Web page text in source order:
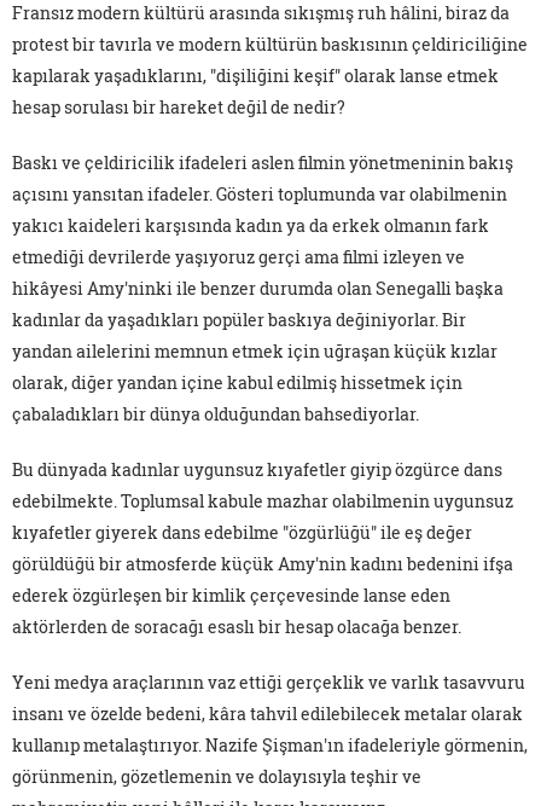
Fransız modern kültürü arasında sıkışmış ruh hâlini, biraz da
protest bir tavırla ve modern kültürün baskısının çeldiriciliğine
kapılarak yaşadıklarını, "dişiliğini keşif" olarak lanse etmek
hesap sorulası bir hareket değil de nedir?
Baskı ve çeldiricilik ifadeleri aslen filmin yönetmeninin bakış
açısını yansıtan ifadeler. Gösteri toplumunda var olabilmenin
yakıcı kaideleri karşısında kadın ya da erkek olmanın fark
etmediği devrilerde yaşıyoruz gerçi ama filmi izleyen ve
hikâyesi Amy'ninki ile benzer durumda olan Senegalli başka
kadınlar da yaşadıkları popüler baskıya değiniyorlar. Bir
yandan ailelerini memnun etmek için uğraşan küçük kızlar
olarak, diğer yandan içine kabul edilmiş hissetmek için
çabaladıkları bir dünya olduğundan bahsediyorlar.
Bu dünyada kadınlar uygunsuz kıyafetler giyip özgürce dans
edebilmekte. Toplumsal kabule mazhar olabilmenin uygunsuz
kıyafetler giyerek dans edebilme "özgürlüğü" ile eş değer
görüldüğü bir atmosferde küçük Amy'nin kadını bedenini ifşa
ederek özgürleşen bir kimlik çerçevesinde lanse eden
aktörlerden de soracağı esaslı bir hesap olacağa benzer.
Yeni medya araçlarının vaz ettiği gerçeklik ve varlık tasavvuru
insanı ve özelde bedeni, kâra tahvil edilebilecek metalar olarak
kullanıp metalaştırıyor. Nazife Şişman'ın ifadeleriyle görmenin,
görünmenin, gözetlemenin ve dolayısıyla teşhir ve